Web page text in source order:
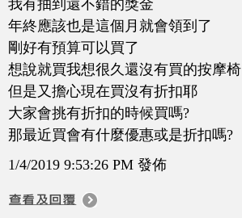
我有抽到還不錯的獎金
年終應該也是這個月就會領到了
剛好有預算可以買了
想說就買我想很久還沒有買的按摩椅
但是又擔心現在買沒有折扣耶
大家會挑有折扣的時候買嗎?
那最近買會有什麼優惠或是折扣嗎?
1/4/2019 9:53:26 PM 發佈